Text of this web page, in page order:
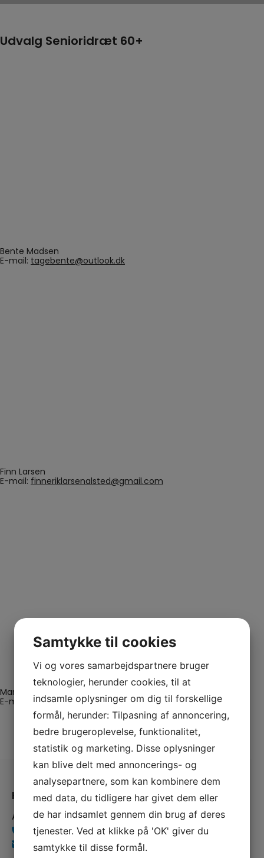
Udvalg Senioridræt 60+
Bente Madsen
E-mail: tagebente@outlook.dk
Finn Larsen
E-mail: finneriklarsenalsted@gmail.com
Margit Engsted
E-mail:
msengsted@gmail.com
Kontakt os
Alsted-Fjenneslev G & I
40 89 82 04
formand.afg@gmail.com
Samtykke til cookies
Vi og vores samarbejdspartnere bruger
teknologier, herunder cookies, til at
indsamle oplysninger om dig til forskellige
formål, herunder: Tilpasning af annoncering,
bedre brugeroplevelse, funktionalitet,
statistik og marketing. Disse oplysninger
kan blive delt med annoncerings- og
analysepartnere, som kan kombinere dem
med data, du tidligere har givet dem eller
de har indsamlet gennem din brug af deres
tjenester. Ved at klikke på 'OK' giver du
samtykke til disse formål.